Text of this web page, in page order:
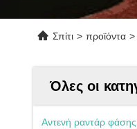
Σπίτι > προϊόντα >
Όλες οι
Αντενή ραντάρ φάσης